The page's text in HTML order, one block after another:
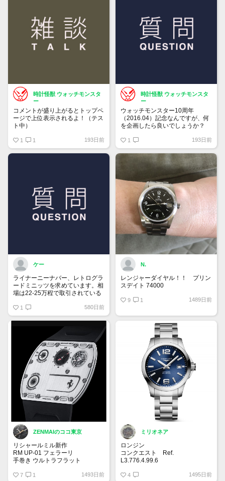
時計怪獣 ウォッチモンスタ
ー
コメントが盛り上がるとトップペ
ージで上位表示されるよ！（テス
ト中）
1 1 193日前
時計怪獣 ウォッチモンスタ
ー
ウォッチモンスター10周年
（2016.04）記念なんですが、何
を企画したら良いでしょうか？
1 193日前
ケー
ライナーニーナバー、レトログラ
ードミニッツを求めています。相
場は22-25万程で取引されている
ですが、自分自身一目惚れしてい
るため、35万でいかがでしょう
ご連絡お待ちしております。
1 580日前
N.
レンジャーダイヤル！！ プリン
スデイト 74000
9 1 1489日前
ZENMAIのココ東京
リシャールミル新作
RM UP-01 フェラーリ
手巻き ウルトラフラット
厚さわずか1.75mm
7 1 1493日前
ミリオネア
ロンジン
コンクエスト Ref.
L3.776.4.99.6
ンデックス。文字盤はサンレイ仕
4 1495日前